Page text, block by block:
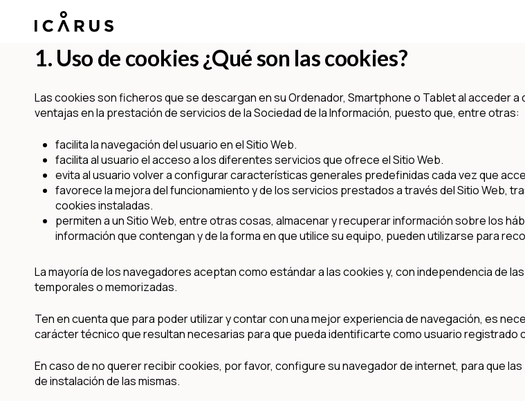
principal1. Uso de cookies ¿Qué son las cookies?
Las cookies son ficheros que se descargan en su Ordenador, Smartphone o Tablet al acceder
ventajas en la prestación de servicios de la Sociedad de la Información, puesto que, entre otras:
facilita la navegación del usuario en el Sitio Web.
facilita al usuario el acceso a los diferentes servicios que ofrece el Sitio Web.
evita al usuario volver a configurar características generales predefinidas cada vez que
favorece la mejora del funcionamiento y de los servicios prestados a través del Sitio Web,
cookies instaladas.
permiten a un Sitio Web, entre otras cosas, almacenar y recuperar información sobre los
información que contengan y de la forma en que utilice su equipo, pueden utilizarse para
La mayoría de los navegadores aceptan como estándar a las cookies y, con independencia de
temporales o memorizadas.
Ten en cuenta que para poder utilizar y contar con una mejor experiencia de navegación, es
carácter técnico que resultan necesarias para que pueda identificarte como usuario registrado
En caso de no querer recibir cookies, por favor, configure su navegador de internet, para que
de instalación de las mismas.